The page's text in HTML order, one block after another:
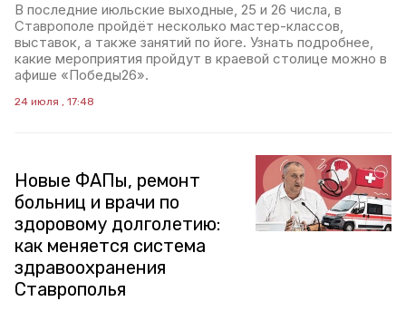
В последние июльские выходные, 25 и 26 числа, в
Ставрополе пройдёт несколько мастер-классов,
выставок, а также занятий по йоге. Узнать подробнее,
какие мероприятия пройдут в краевой столице можно в
афише «Победы26».
24 июля , 17:48
Новые ФАПы, ремонт
больниц и врачи по
здоровому долголетию:
как меняется система
здравоохранения
Ставрополья